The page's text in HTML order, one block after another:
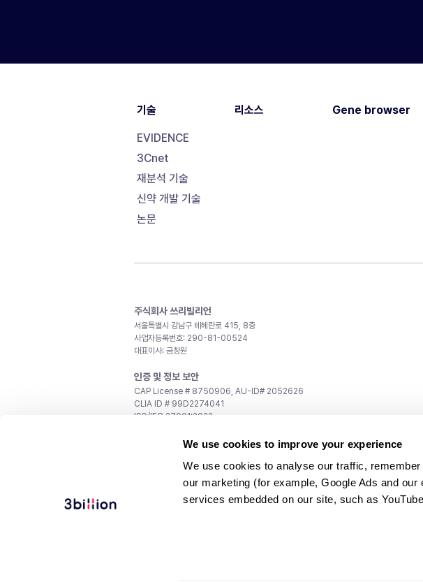
We use cookies to improve your experience
We use cookies to analyse our traffic,
our marketing (for example, Google Ads and
services embedded on our site, such as
기술
EVIDENCE
3Cnet
재분석 기술
신약 개발 기술
논문
리소스 Gene browser
주식회사 쓰리빌리언
서울특별시 강남구 테헤란로 415, 8층
사업자등록번호: 290-81-00524
대표이사: 금창원
인증 및 정보 보안
CAP License # 8750906, AU-ID# 2052626
CLIA ID # 99D2274041
ISO/IEC 27001:2022
recruiting@3billion.io
ir@3billion.io